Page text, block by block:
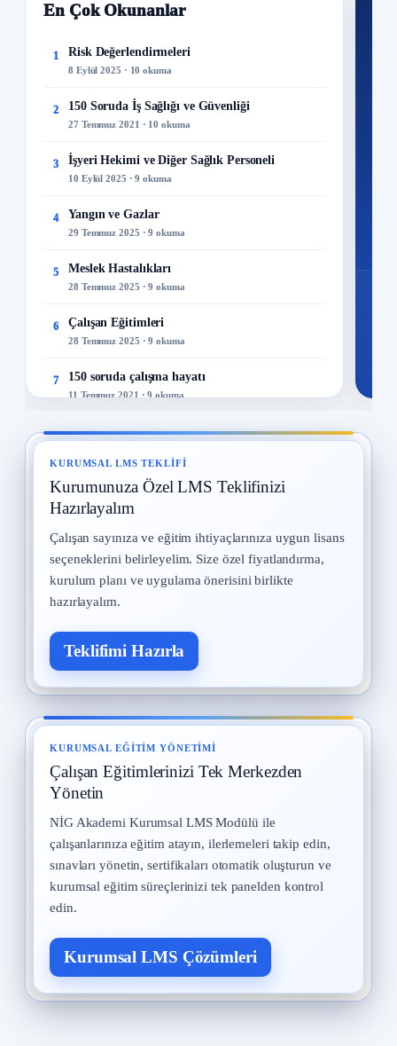
En Çok Okunanlar
1 Risk Değerlendirmeleri
8 Eylül 2025 · 10 okuma
2 150 Soruda İş Sağlığı ve Güvenliği
27 Temmuz 2021 · 10 okuma
3 İşyeri Hekimi ve Diğer Sağlık Personeli
10 Eylül 2025 · 9 okuma
4 Yangın ve Gazlar
29 Temmuz 2025 · 9 okuma
5 Meslek Hastalıkları
28 Temmuz 2025 · 9 okuma
6 Çalışan Eğitimleri
28 Temmuz 2025 · 9 okuma
7 150 soruda çalışma hayatı
11 Temmuz 2021 · 9 okuma
8 İş Güvenliği Tarihi
9 İş Güvenliği Uzmanları
12 Eylül 2025 · 8 okuma
10 Kadın Çalışanların Çalıştırılması
2 Eylül 2025 · 8 okuma
KURUMSAL LMS TEKLIFI
Kurumunuza Özel LMS Teklifinizi
Hazırlayalım
Çalışan sayınıza ve eğitim ihtiyaçlarınıza uygun lisans
seçeneklerini belirleyelim. Size özel fiyatlandırma,
kurulum planı ve uygulama önerisini birlikte
hazırlayalım.
Teklifimi Hazırla
KURUMSAL EĞITIM YÖNETIMI
Çalışan Eğitimlerinizi Tek Merkezden
Yönetin
NİG Akademi Kurumsal LMS Modülü ile
çalışanlarınıza eğitim atayın, ilerlemeleri takip edin,
sınavları yönetin, sertifikaları otomatik oluşturun ve
kurumsal eğitim süreçlerinizi tek panelden kontrol
edin.
Kurumsal LMS Çözümleri